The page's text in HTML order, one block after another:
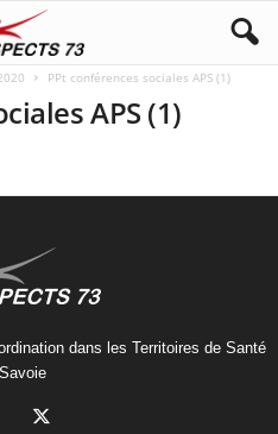
PPt conférences sociales APS (1)
APS (1)
dans les Territoires de Santé